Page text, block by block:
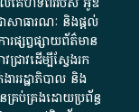
សាធារណៈ​ និង​ផ្តល់​
សព្វផ្សាយ​ព័ត៌មាន​
ាវ​ដើម្បី​ស្វែងរក
រដ្ឋាភិបាល​ និង
គ្រប់គ្រង​ដោយ​ប្រព័ន្ធ​